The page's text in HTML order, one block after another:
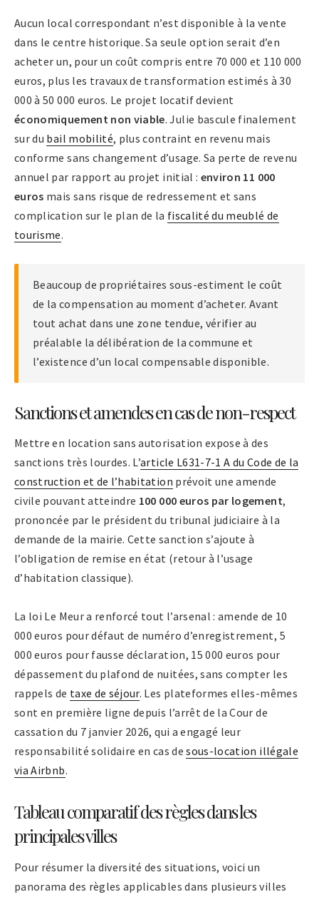
Aucun local correspondant n’est disponible à la vente
dans le centre historique. Sa seule option serait d’en
acheter un, pour un coût compris entre 70 000 et 110 000
euros, plus les travaux de transformation estimés à 30
000 à 50 000 euros. Le projet locatif devient
économiquement non viable. Julie bascule finalement
sur du bail mobilité, plus contraint en revenu mais
conforme sans changement d’usage. Sa perte de revenu
annuel par rapport au projet initial : environ 11 000
euros mais sans risque de redressement et sans
complication sur le plan de la fiscalité du meublé de
tourisme.
Beaucoup de propriétaires sous-estiment le coût
de la compensation au moment d’acheter. Avant
tout achat dans une zone tendue, vérifier au
préalable la délibération de la commune et
l’existence d’un local compensable disponible.
Sanctions et amendes en cas de non-respect
Mettre en location sans autorisation expose à des
sanctions très lourdes. L’article L631-7-1 A du Code de la
construction et de l’habitation prévoit une amende
civile pouvant atteindre 100 000 euros par logement,
prononcée par le président du tribunal judiciaire à la
demande de la mairie. Cette sanction s’ajoute à
l’obligation de remise en état (retour à l’usage
d’habitation classique).
La loi Le Meur a renforcé tout l’arsenal : amende de 10
000 euros pour défaut de numéro d’enregistrement, 5
000 euros pour fausse déclaration, 15 000 euros pour
dépassement du plafond de nuitées, sans compter les
rappels de taxe de séjour. Les plateformes elles-mêmes
sont en première ligne depuis l’arrêt de la Cour de
cassation du 7 janvier 2026, qui a engagé leur
responsabilité solidaire en cas desous-location illégale
via Airbnb.
Tableau comparatif des règles dans les
principales villes
Pour résumer la diversité des situations, voici un
panorama des règles applicables dans plusieurs villes